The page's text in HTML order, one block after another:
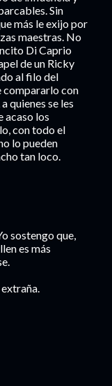
Sin
más le exijo por
maestras. No
Di Caprio
de un Ricky
al filo del
compararlo con
quienes se les
acaso los
con todo el
lo pueden
tan loco.
sostengo que,
es más